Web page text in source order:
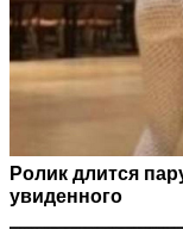
Ролик длится
увиденного